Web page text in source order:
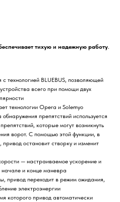
тихую и надежную работу.
технологией BLUEBUS, позволяющей
всего при помощи двух
технологии Opera и Solemyo
препятствий используется
которые могут возникнуть
ворот. С помощью этой функции, в
остановит створку и изменит
— настраиваемое ускорение и
и конце маневра
привод переходит в режим ожидания,
электроэнергии
которого привод автоматически